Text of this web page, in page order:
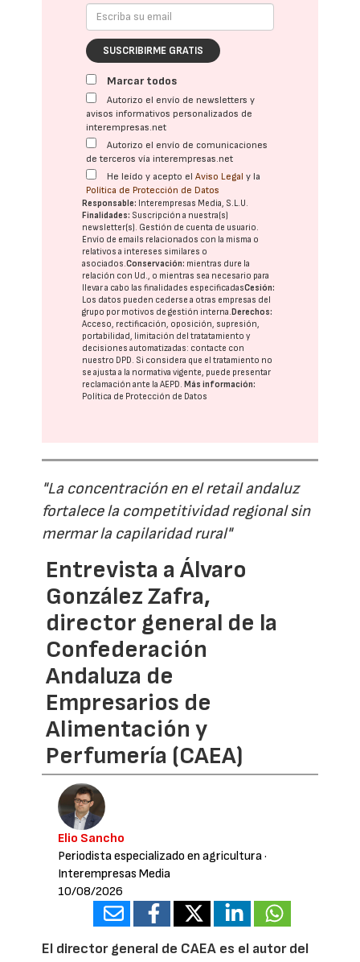
SUSCRIBIRME GRATIS
Marcar todos
Autorizo el envío de newsletters y
avisos informativos personalizados de
interempresas.net
Autorizo el envío de comunicaciones
de terceros vía interempresas.net
He leído y acepto elAviso Legal y la
Política de Protección de Datos
Responsable: Interempresas Media, S.L.U.
Finalidades: Suscripción a nuestra(s)
newsletter(s). Gestión de cuenta de usuario.
Envío de emails relacionados con la misma o
relativos a intereses similares o
asociados.Conservación: mientras dure la
relación con Ud., o mientras sea necesario para
llevar a cabo las finalidades especificadasCesión:
Los datos pueden cederse a otras empresas del
grupo por motivos de gestión interna.Derechos:
Acceso, rectificación, oposición, supresión,
portabilidad, limitación del tratatamiento y
decisiones automatizadas: contacte con
nuestro DPD . Si considera que el tratamiento no
se ajusta a la normativa vigente, puede presentar
reclamación ante laAEPD .Más información:
Política de Protección de Datos
"La concentración en el retail andaluz
fortalece la competitividad regional sin
mermar la capilaridad rural"
Entrevista a Álvaro
González Zafra,
director general de la
Confederación
Andaluza de
Empresarios de
Alimentación y
Perfumería (CAEA)
Elio Sancho
Periodista especializado en agricultura·
Interempresas Media
10/08/2026
El director general de CAEA es el autor del